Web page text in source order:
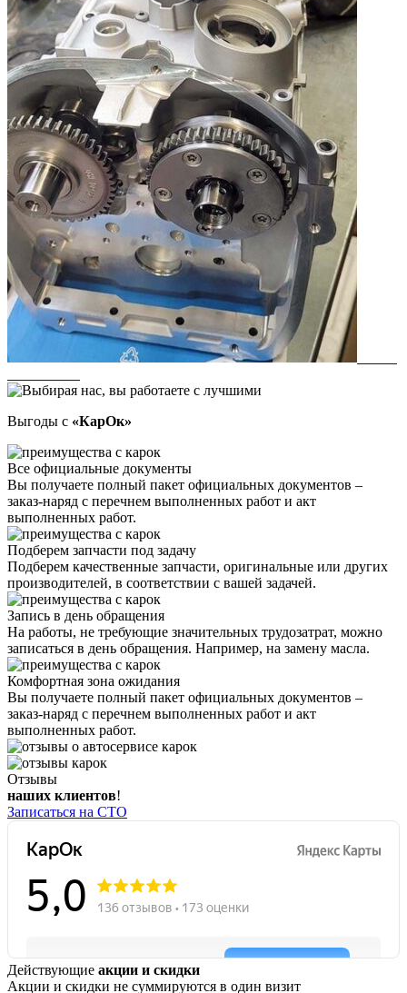
Выгоды с «КарОк»
Все официальные документы
Вы получаете полный пакет официальных документов –
заказ-наряд с перечнем выполненных работ и акт
выполненных работ.
Подберем запчасти под задачу
Подберем качественные запчасти, оригинальные или других
производителей, в соответствии с вашей задачей.
Запись в день обращения
На работы, не требующие значительных трудозатрат, можно
записаться в день обращения. Например, на замену масла.
Комфортная зона ожидания
Вы получаете полный пакет официальных документов –
заказ-наряд с перечнем выполненных работ и акт
выполненных работ.
Отзывы
наших клиентов!
Записаться на СТО
Действующие акции и скидки
Акции и скидки не суммируются в один визит